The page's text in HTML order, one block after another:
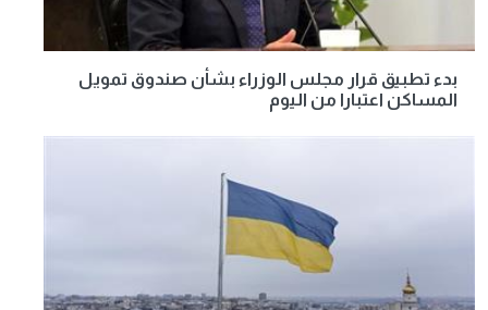
بدء تطبيق قرار مجلس الوزراء بشأن صندوق تمويل
المساكن اعتبارا من اليوم